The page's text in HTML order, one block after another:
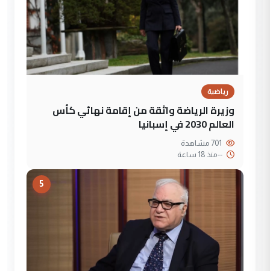
رياضية
وزيرة الرياضة واثقة من إقامة نهائي كأس
العالم 2030 في إسبانيا
--منذ 18 ساعة
5